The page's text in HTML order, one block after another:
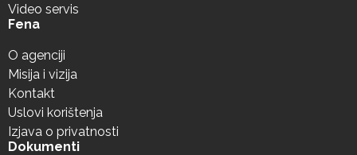
Video servis
Fena
O agenciji
Misija i vizija
Kontakt
Uslovi korištenja
Izjava o privatnosti
Dokumenti